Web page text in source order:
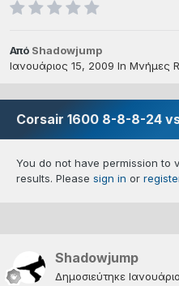
Από Shadowjump
Ιανουάριος 15, 2009 In Μνήμες
Corsair 1600 8-8-8-24
You do not have permission to
results. Please sign in or
Shadowjump
Δημοσιεύτηκε